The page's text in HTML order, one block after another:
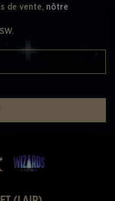
de vente, nôtre